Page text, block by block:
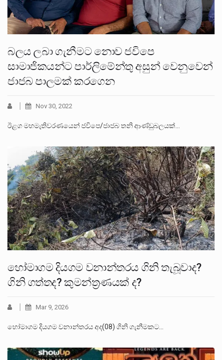
බලය ලබා ගැනීමට නොව ජවිපෙ
සාමාජිකයන්ට පාර්ලිමේන්තු අසුන් වෙනුවෙන්
ජාජබ පාලමක් කරගෙන
Nov 30, 2022
ඊළග මහමැතිවරණයෙන් ජවිපෙ/ජාජබ තනි ආණ්ඩුබලයක්…
හෝමාගම දියගම වනාන්තරය ගිනි තැබූවාද?
ගිනි ගත්තද? කුමන්ත්‍රණයක් ද?
Mar 9, 2026
හෝමාගම දියගම වනාන්තරය අද(08) ගිනි ගැනීමකට…